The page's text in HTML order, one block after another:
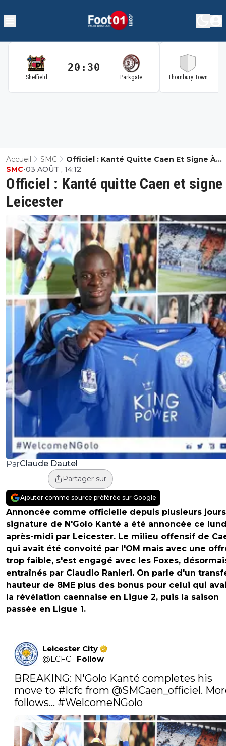
Sheffield
20:30
Parkgate Thornbury Town
Accueil SMC
Officiel : Kanté Quitte Caen Et Signe À
Leicester
Officiel : Kanté quitte Caen et signe
Leicester
SMC•03 AOÛT , 14:12
ParClaude Dautel
Partager sur
Ajouter comme source préférée sur Google
Annoncée comme officielle depuis plusieurs
signature de N'Golo Kanté a été annoncée ce
après-midi par Leicester. Le milieu offensif de
qui avait été convoité par l'OM mais avec une
trop faible, s'est engagé avec les Foxes,
entraînés par Claudio Ranieri. On parle d'un
hauteur de 8ME plus des bonus pour celui qui
la révélation caennaise en Ligue 2, puis la saison
passée en Ligue 1.
Leicester City
@LCFC · Follow
BREAKING: N'Golo Kanté completes his
move to #lcfc from @SMCaen_officiel.
follows... #WelcomeNGolo